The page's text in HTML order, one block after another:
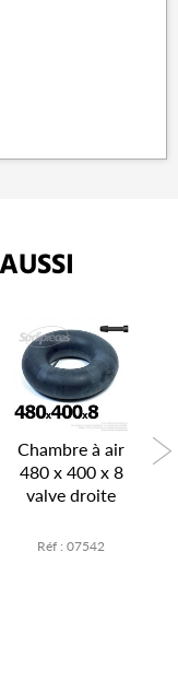
Chambre à air
480 x 400 x 8
valve droite
Réf : 07542